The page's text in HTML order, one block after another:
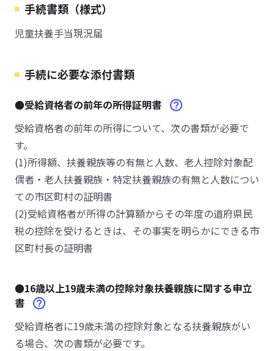
手続書類（様式）
児童扶養手当現況届
手続に必要な添付書類
●受給資格者の前年の所得証明書
受給資格者の前年の所得について、次の書類が必要で
す。
(1)所得額、扶養親族等の有無と人数、老人控除対象配
偶者・老人扶養親族・特定扶養親族の有無と人数につい
ての市区町村の証明書
(2)受給資格者が所得の計算額からその年度の道府県民
税の控除を受けるときは、その事実を明らかにできる市
区町村長の証明書
●16歳以上19歳未満の控除対象扶養親族に関する申立
書
受給資格者に19歳未満の控除対象となる扶養親族がい
る場合、次の書類が必要です。